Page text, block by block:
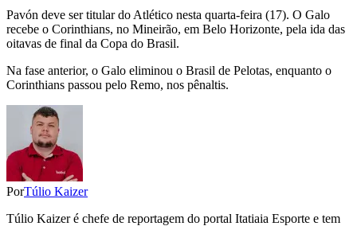
Pavón deve ser titular do Atlético nesta quarta-feira (17). O Galo
recebe o Corinthians, no Mineirão, em Belo Horizonte, pela ida das
oitavas de final da Copa do Brasil.
Na fase anterior, o Galo eliminou o Brasil de Pelotas, enquanto o
Corinthians passou pelo Remo, nos pênaltis.
PorTúlio Kaizer
Túlio Kaizer é chefe de reportagem do portal Itatiaia Esporte e tem